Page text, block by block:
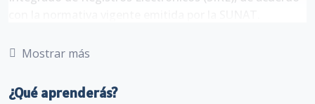
gestionar adecuadamente el Registro de Compras
Electrónico (RVIE), realizando el proceso de descarga,
Mostrar más
¿Qué aprenderás?